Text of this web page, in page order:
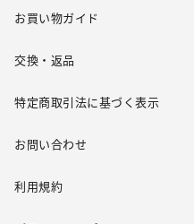
お買い物ガイド
交換・返品
特定商取引法に基づく表示
お問い合わせ
利用規約